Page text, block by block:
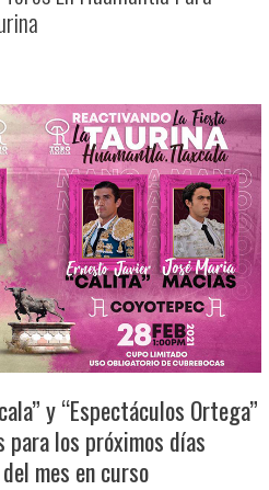
y “Espectáculos Ortega”
los próximos días
mes en curso